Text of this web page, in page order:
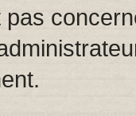
pas